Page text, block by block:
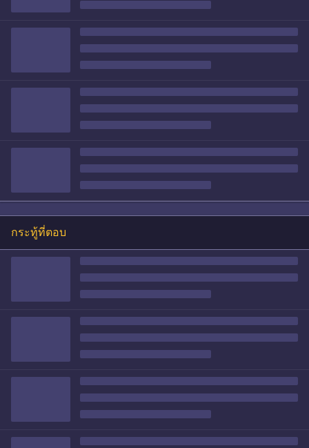
กระทู้ที่ตอบ